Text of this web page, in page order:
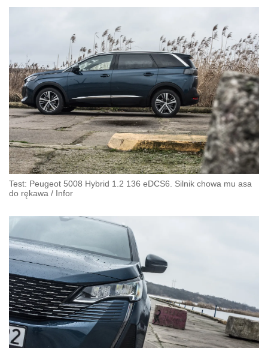
Test: Peugeot 5008 Hybrid 1.2 136 eDCS6. Silnik chowa mu asa
do rękawa / Infor